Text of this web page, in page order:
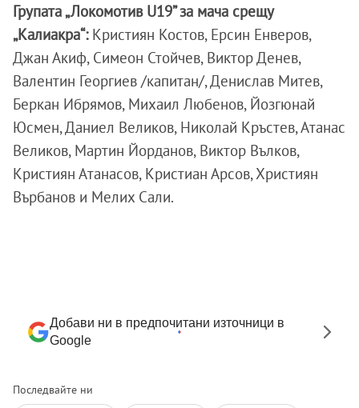
Групата „Локомотив U19” за мача срещу
„Калиакра“: Кристиян Костов, Ерсин Енверов,
Джан Акиф, Симеон Стойчев, Виктор Денев,
Валентин Георгиев /капитан/, Денислав Митев,
Беркан Ибрямов, Михаил Любенов, Йозгюнай
Юсмен, Даниел Великов, Николай Кръстев, Атанас
Великов, Мартин Йорданов, Виктор Вълков,
Кристиян Атанасов, Кристиан Арсов, Християн
Върбанов и Мелих Сали.
Добави ни в предпочитани източници в
Google
Последвайте ни